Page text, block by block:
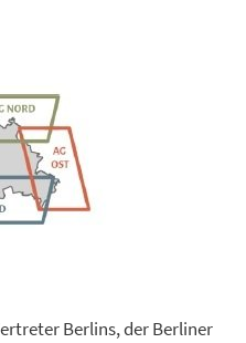
Berlins, der Berliner